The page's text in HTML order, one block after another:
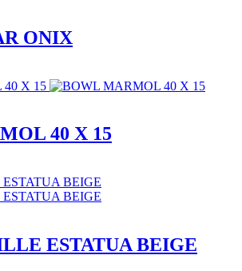
ONIX
40 X 15
ESTATUA BEIGE